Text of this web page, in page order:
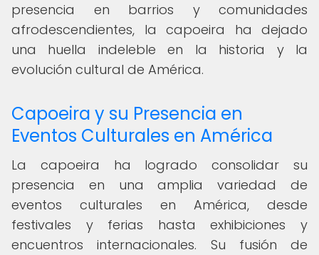
presencia en barrios y comunidades
afrodescendientes, la capoeira ha dejado
una huella indeleble en la historia y la
evolución cultural de América.
Capoeira y su Presencia en
Eventos Culturales en América
La capoeira ha logrado consolidar su
presencia en una amplia variedad de
eventos culturales en América, desde
festivales y ferias hasta exhibiciones y
encuentros internacionales. Su fusión de